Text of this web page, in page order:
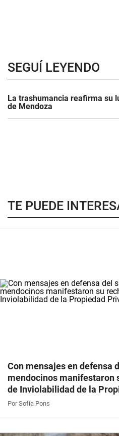
SEGUÍ LEYENDO
La trashumancia reafirma su
de Mendoza
TE PUEDE
Con mensajes en defensa
mendocinos manifestaron
de Inviolabilidad de la
Por Sofía Pons